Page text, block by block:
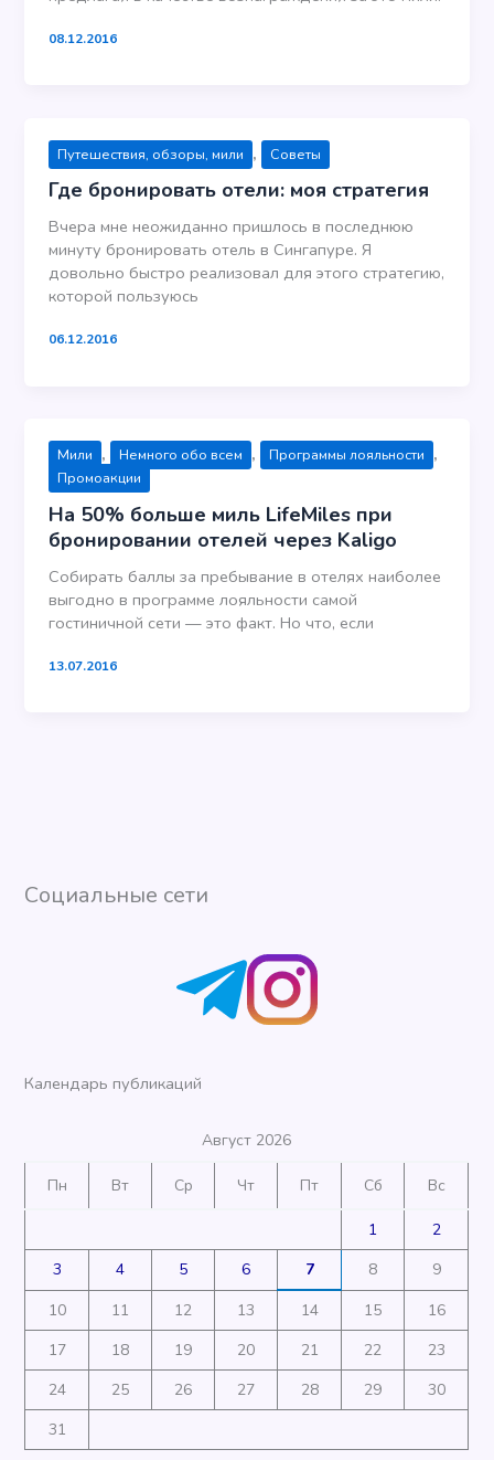
08.12.2016
Путешествия, обзоры, мили , Советы
Где бронировать отели: моя стратегия
Вчера мне неожиданно пришлось в последнюю
минуту бронировать отель в Сингапуре. Я
довольно быстро реализовал для этого стратегию,
которой пользуюсь
06.12.2016
Мили , Немного обо всем , Программы лояльности ,
Промоакции
На 50% больше миль LifeMiles при
бронировании отелей через Kaligo
Собирать баллы за пребывание в отелях наиболее
выгодно в программе лояльности самой
гостиничной сети — это факт. Но что, если
13.07.2016
Социальные сети
Календарь публикаций
Август 2026
Пн Вт Ср Чт Пт Сб Вс
1
2
3
4 5 6 7 8
9
10
11 12 13 14 15
16
17
18 19 20 21 22
23
24
25 26 27 28 29
30
31